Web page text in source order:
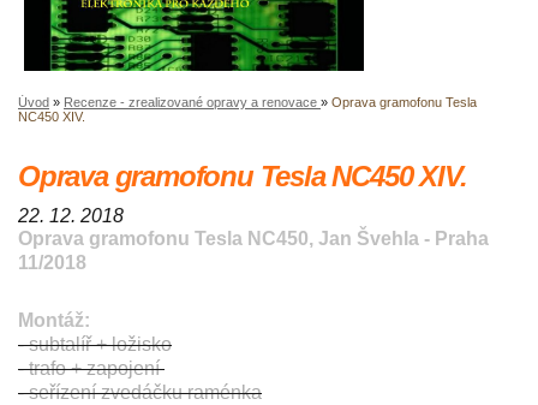
Úvod » Recenze - zrealizované opravy a renovace » Oprava gramofonu Tesla
NC450 XIV.
Oprava gramofonu Tesla NC450 XIV.
22. 12. 2018
Oprava gramofonu Tesla NC450, Jan Švehla - Praha
11/2018
Montáž:
- subtalíř + ložisko
- trafo + zapojení
- seřízení zvedáčku raménka